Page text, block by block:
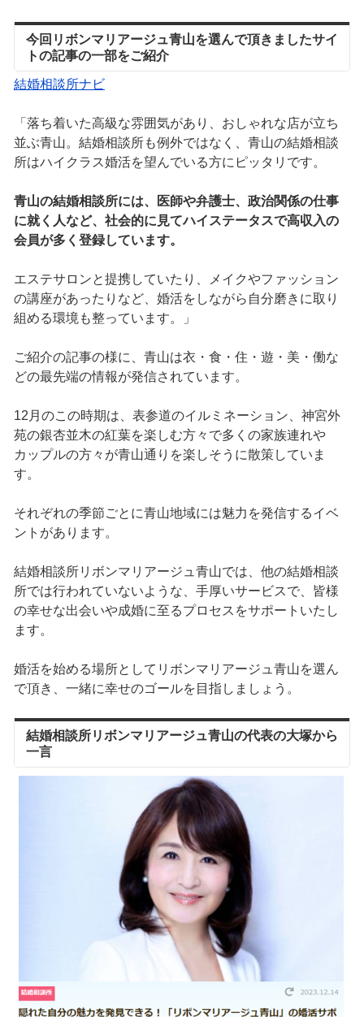
今回リボンマリアージュ青山を選んで頂きましたサイ
トの記事の一部をご紹介
結婚相談所ナビ
「落ち着いた高級な雰囲気があり、おしゃれな店が立ち
並ぶ青山。結婚相談所も例外ではなく、青山の結婚相談
所はハイクラス婚活を望んでいる方にピッタリです。
青山の結婚相談所には、医師や弁護士、政治関係の仕事
に就く人など、社会的に見てハイステータスで高収入の
会員が多く登録しています。
エステサロンと提携していたり、メイクやファッション
の講座があったりなど、婚活をしながら自分磨きに取り
組める環境も整っています。」
ご紹介の記事の様に、青山は衣・食・住・遊・美・働な
どの最先端の情報が発信されています。
12月のこの時期は、表参道のイルミネーション、神宮外
苑の銀杏並木の紅葉を楽しむ方々で多くの家族連れや
カップルの方々が青山通りを楽しそうに散策していま
す。
それぞれの季節ごとに青山地域には魅力を発信するイベ
ントがあります。
結婚相談所リボンマリアージュ青山では、他の結婚相談
所では行われていないような、手厚いサービスで、皆様
の幸せな出会いや成婚に至るプロセスをサポートいたし
ます。
婚活を始める場所としてリボンマリアージュ青山を選ん
で頂き、一緒に幸せのゴールを目指しましょう。
結婚相談所リボンマリアージュ青山の代表の大塚から
一言